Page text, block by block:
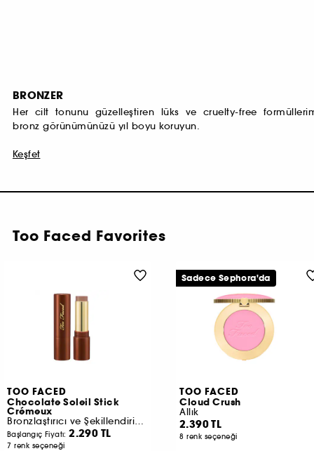
BRONZER
Her cilt tonunu güzelleştiren lüks ve cruelty-free
bronz görünümünüzü yıl boyu koruyun.
Keşfet
Too Faced Favorites
TOO FACED
Chocolate Soleil Stick
Crémeux
Bronzlaştırıcı ve Şekillendirici Stick
Başlangıç Fiyatı:2.290 TL
7 renk seçeneği​
TOO FACED
Cloud Crush
Allık
2.390 TL
8 renk seçeneği​
Sadece Sephora'da